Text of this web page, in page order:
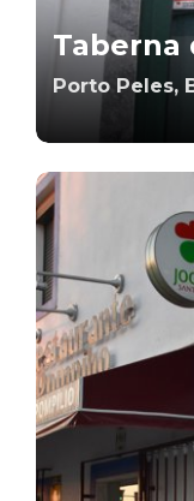
Taberna
Porto Peles,